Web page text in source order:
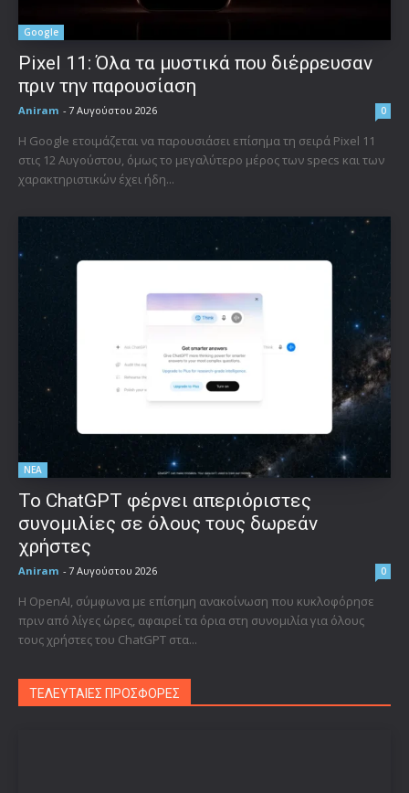
Google
Pixel 11: Όλα τα μυστικά που διέρρευσαν
πριν την παρουσίαση
Aniram - 7 Αυγούστου 2026 0
Η Google ετοιμάζεται να παρουσιάσει επίσημα τη σειρά Pixel 11
στις 12 Αυγούστου, όμως το μεγαλύτερο μέρος των specs και των
χαρακτηριστικών έχει ήδη...
ΝΕΑ
Το ChatGPT φέρνει απεριόριστες
συνομιλίες σε όλους τους δωρεάν
χρήστες
Aniram - 7 Αυγούστου 2026 0
Η OpenAI, σύμφωνα με επίσημη ανακοίνωση που κυκλοφόρησε
πριν από λίγες ώρες, αφαιρεί τα όρια στη συνομιλία για όλους
τους χρήστες του ChatGPT στα...
ΤΕΛΕΥΤΑΙΕΣ ΠΡΟΣΦΟΡΕΣ